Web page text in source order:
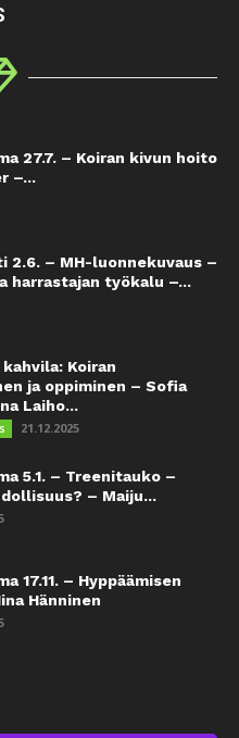
27.7. – Koiran kivun hoito
–...
2.6. – MH-luonnekuvaus –
harrastajan työkalu –...
Koiran
ja oppiminen – Sofia
Laiho...
21.12.2025
5.1. – Treenitauko –
– Maiju...
17.11. – Hyppäämisen
Hänninen